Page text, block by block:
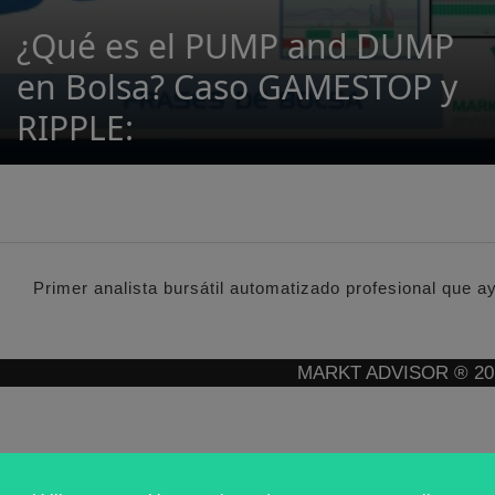
¿Qué es el PUMP and DUMP
en Bolsa? Caso GAMESTOP y
RIPPLE:
Primer analista bursátil automatizado profesional que
MARKT ADVISOR ®